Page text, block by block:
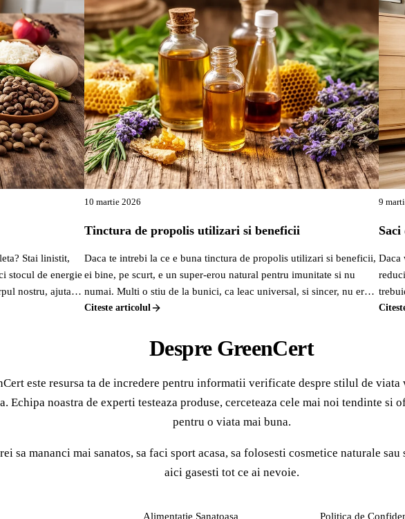
Stai linistit,
stocul de energie
nostru, ajuta la
destul
10 martie 2026
Tinctura de propolis utilizari si beneficii
Daca te intrebi la ce e buna tinctura de propolis utilizari si beneficii,
ei bine, pe scurt, e un super-erou natural pentru imunitate si nu
numai. Multi o stiu de la bunici, ca leac universal, si sincer, nu erau
departe de adevar.
Citeste articolul
9
Daca
Despre GreenCert
este resursa ta de incredere pentru informatii verificate despre stilul de viata
Echipa noastra de experti testeaza produse, cerceteaza cele mai noi tendinte si
pentru o viata mai buna.
sa mananci mai sanatos, sa faci sport acasa, sa folosesti cosmetice naturale sau
aici gasesti tot ce ai nevoie.
Alimentatie Sanatoasa Politica de